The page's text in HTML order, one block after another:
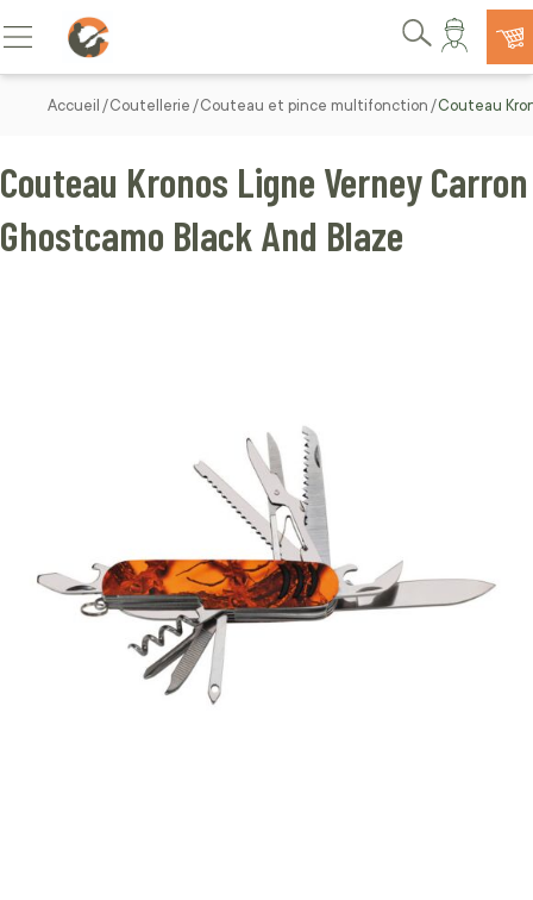
Allez au contenu
Basculer la navigation
Rechercher
Accueil Coutellerie Couteau et pince multifonction Couteau
Couteau Kronos Ligne Verney Carron
Ghostcamo Black And Blaze